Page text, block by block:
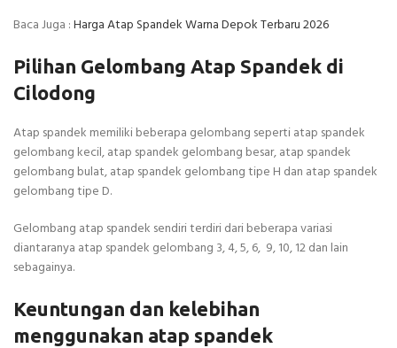
Baca Juga :Harga Atap Spandek Warna Depok Terbaru 2026
Pilihan Gelombang Atap Spandek di
Cilodong
Atap spandek memiliki beberapa gelombang seperti atap spandek
gelombang kecil, atap spandek gelombang besar, atap spandek
gelombang bulat, atap spandek gelombang tipe H dan atap spandek
gelombang tipe D.
Gelombang atap spandek sendiri terdiri dari beberapa variasi
diantaranya atap spandek gelombang 3, 4, 5, 6, 9, 10, 12 dan lain
sebagainya.
Keuntungan dan kelebihan
menggunakan atap spandek